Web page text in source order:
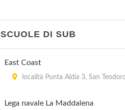
SCUOLE DI SUB
East Coast
località Punta Aldia 3, San
Lega navale La Maddalena